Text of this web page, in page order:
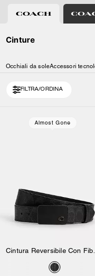
Cinture
Occhiali da soleAccessori
FILTRA/ORDINA
Almost Gone